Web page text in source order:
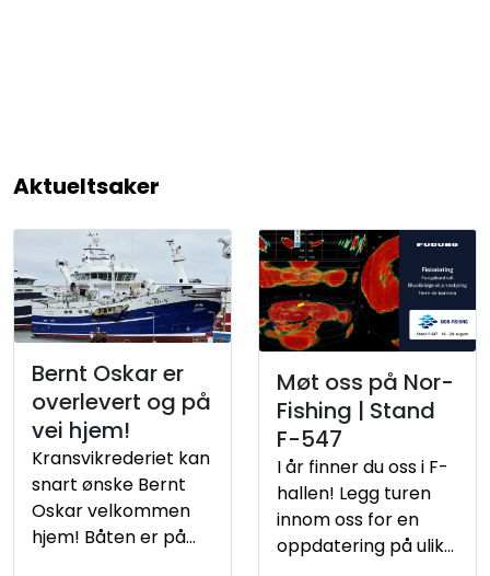
Aktueltsaker
Bernt Oskar er
overlevert og på
vei hjem!
Kransvikrederiet kan
snart ønske Bernt
Oskar velkommen
hjem! Båten er på
Møt oss på Nor-
Fishing | Stand
F-547
I år finner du oss i F-
hallen! Legg turen
innom oss for en
oppdatering på ulike
Survey
Digitale tjenester
Kamera
Skjermer
Nettverk